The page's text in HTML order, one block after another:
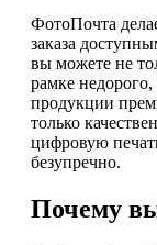
ФотоПочта
заказа
вы можете не
рамке
продукции
только
цифровую
безупречно.
Почему